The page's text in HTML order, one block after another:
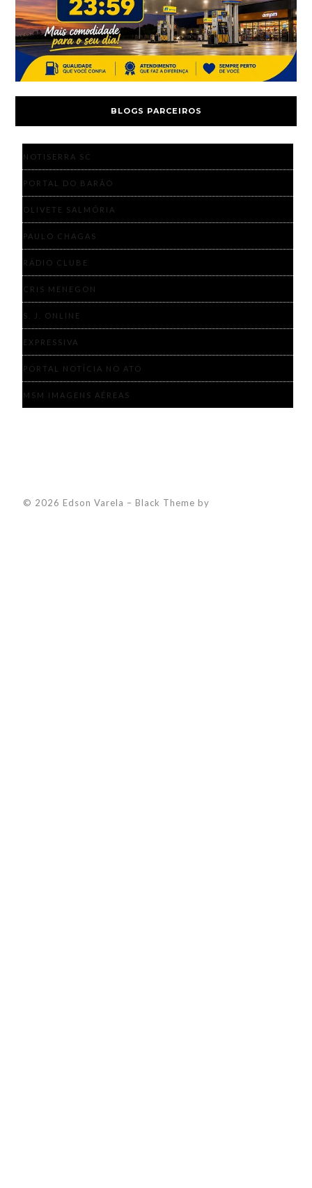
BLOGS PARCEIROS
NOTISERRA SC
PORTAL DO BARÃO
OLIVETE SALMÓRIA
PAULO CHAGAS
RÁDIO CLUBE
CRIS MENEGON
S. J. ONLINE
EXPRESSIVA
PORTAL NOTÍCIA NO ATO
MSM IMAGENS AÉREAS
© 2026 Edson Varela – Black Theme by